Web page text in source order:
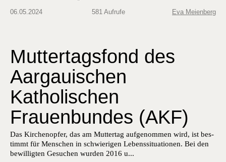
06.05.2024 581 Aufrufe Eva Meienberg
Muttertagsfond des
Aargauischen
Katholischen
Frauenbundes (AKF)
Das Kirchenopfer, das am Mut­tertag aufgenom­men wird, ist bes­
timmt für Men­schen in schwieri­gen Lebenssi­t­u­a­tio­nen. Bei den
bewil­ligten Gesuchen wur­den 2016 u...